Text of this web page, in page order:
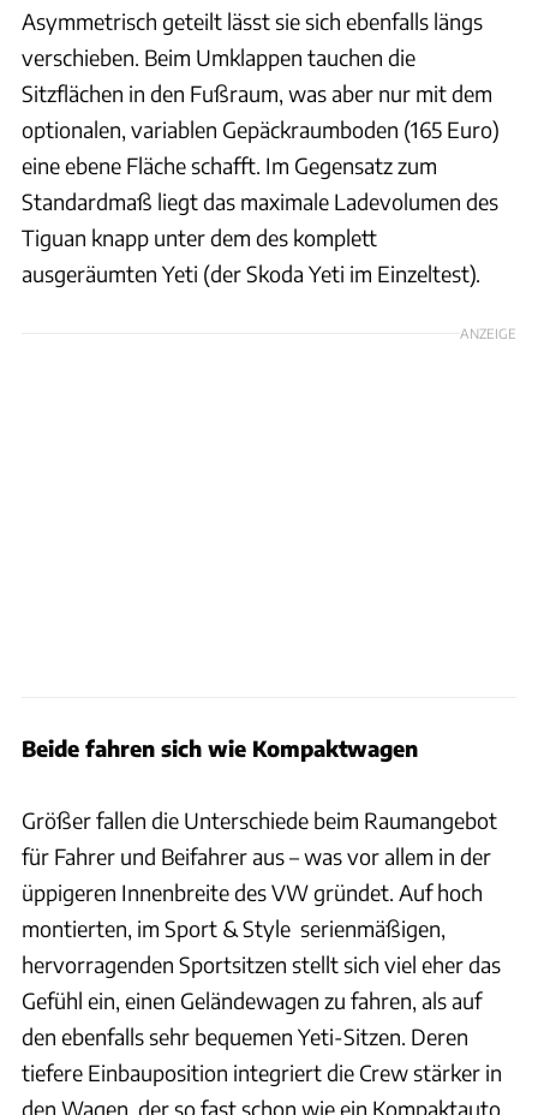
Asymmetrisch geteilt lässt sie sich ebenfalls längs
verschieben. Beim Umklappen tauchen die
Sitzflächen in den Fußraum, was aber nur mit dem
optionalen, variablen Gepäckraumboden (165 Euro)
eine ebene Fläche schafft. Im Gegensatz zum
Standardmaß liegt das maximale Ladevolumen des
Tiguan knapp unter dem des komplett
ausgeräumten Yeti (der Skoda Yeti im Einzeltest).
ANZEIGE
Beide fahren sich wie Kompaktwagen
Größer fallen die Unterschiede beim Raumangebot
für Fahrer und Beifahrer aus – was vor allem in der
üppigeren Innenbreite des VW gründet. Auf hoch
montierten, im Sport & Style serienmäßigen,
hervorragenden Sportsitzen stellt sich viel eher das
Gefühl ein, einen Geländewagen zu fahren, als auf
den ebenfalls sehr bequemen Yeti-Sitzen. Deren
tiefere Einbauposition integriert die Crew stärker in
den Wagen, der so fast schon wie ein Kompaktauto